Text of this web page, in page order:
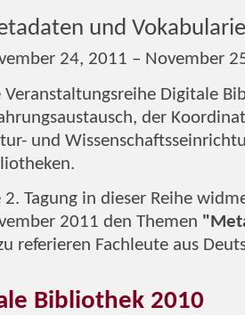
und
24, 2011 – November
Veranstaltungsreihe Digitale
der
und
2. Tagung in dieser Reihe
2011 den Themen
referieren Fachleute aus
Bibliothek 2010